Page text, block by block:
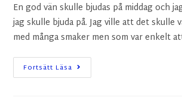
En god vän skulle bjudas på middag och
jag skulle bjuda på. Jag ville att det skulle
med många smaker men som var enkelt
Fortsätt Läsa